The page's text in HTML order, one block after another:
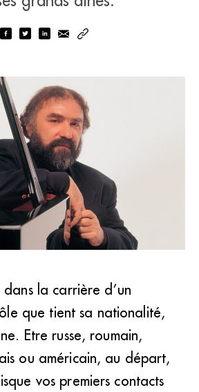
Roberts)
la carrière d’un
que tient sa nationalité,
Etre russe, roumain,
ou américain, au départ,
vos premiers contacts